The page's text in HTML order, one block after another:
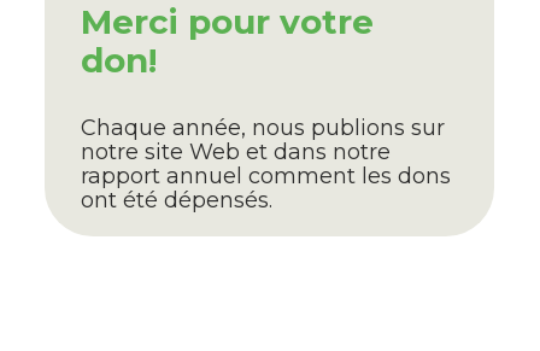
Merci pour votre
don!
Chaque année, nous publions sur
notre site Web et dans notre
rapport annuel comment les dons
ont été dépensés.